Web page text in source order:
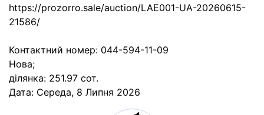
https://prozorro.sale/auction/LAE001-UA-20260615-
21586/
Контактний номер: 044-594-11-09
Нова;
ділянка: 251.97 сот.
Дата: Середа, 8 Липня 2026